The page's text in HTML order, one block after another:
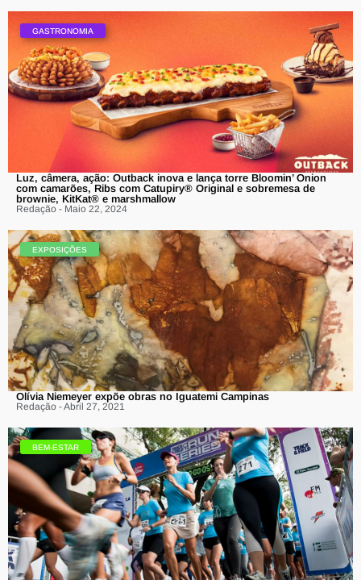
GASTRONOMIA
Luz, câmera, ação: Outback inova e lança torre Bloomin’ Onion
com camarões, Ribs com Catupiry®️ Original e sobremesa de
brownie, KitKat®️ e marshmallow
Redação - Maio 22, 2024
EXPOSIÇÕES
Olívia Niemeyer expõe obras no Iguatemi Campinas
Redação - Abril 27, 2021
BEM-ESTAR